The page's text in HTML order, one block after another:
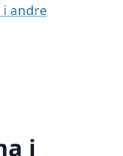
andre
i